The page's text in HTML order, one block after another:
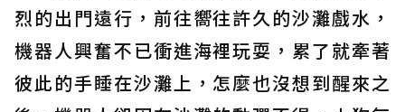
烈的出門遠行，前往嚮往許久的沙灘戲水，
機器人興奮不已衝進海裡玩耍，累了就牽著
彼此的手睡在沙灘上，怎麼也沒想到醒來之